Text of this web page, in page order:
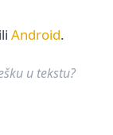
ili Android.
u tekstu?